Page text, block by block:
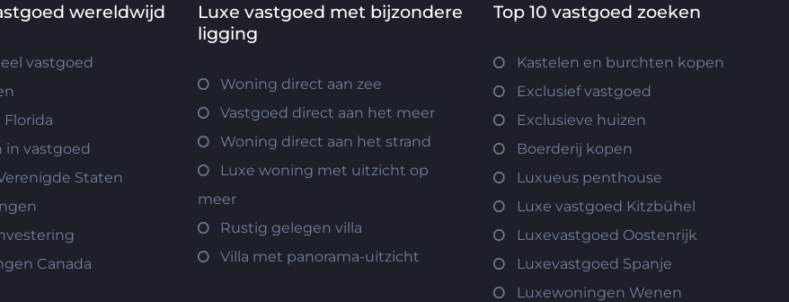
wereldwijd
vastgoed
in vastgoed
Staten
Canada
Luxe vastgoed met bijzondere
ligging
Woning direct aan zee
Vastgoed direct aan het meer
Woning direct aan het strand
Luxe woning met uitzicht op
meer
Rustig gelegen villa
Villa met panorama-uitzicht
Top 10 vastgoed zoeken
Kastelen en burchten kopen
Exclusief vastgoed
Exclusieve huizen
Boerderij kopen
Luxueus penthouse
Luxe vastgoed Kitzbühel
Luxevastgoed Oostenrijk
Luxevastgoed Spanje
Luxewoningen Wenen